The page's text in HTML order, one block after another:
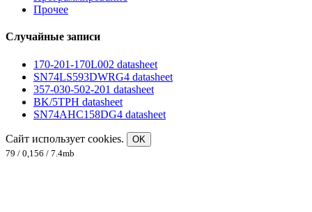
Прочее
Случайные записи
170-201-170L002 datasheet
SN74LS593DWRG4 datasheet
357-030-502-201 datasheet
BK/5TPH datasheet
SN74AHC158DG4 datasheet
Сайт использует cookies.
OK
79 / 0,156 / 7.4mb